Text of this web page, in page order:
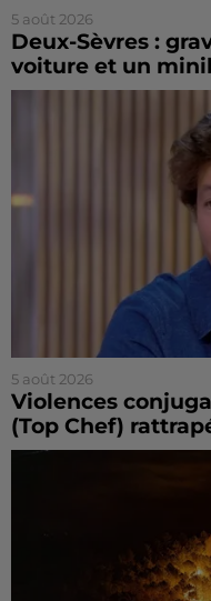
5 août 2026
Deux-Sèvres :
voiture et un
5 août 2026
Violences
(Top Chef)